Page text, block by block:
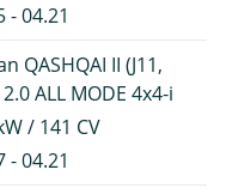
- 04.21
QASHQAI II (J11,
2.0 ALL MODE 4x4-i
/ 141 CV
- 04.21